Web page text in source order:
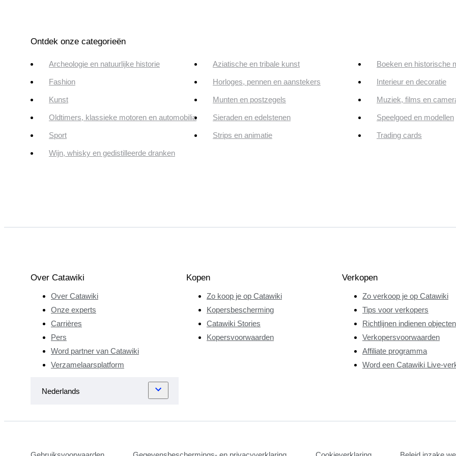
Ontdek onze categorieën
Archeologie en natuurlijke historie Aziatische en tribale kunst Boeken en historische
Fashion Horloges, pennen en aanstekers Interieur en decoratie
Kunst Munten en postzegels Muziek, films en
Oldtimers, klassieke motoren en automobilia Sieraden en edelstenen Speelgoed en modellen
Sport Strips en animatie Trading cards
Wijn, whisky en gedistilleerde dranken
Over Catawiki
Over Catawiki
Onze experts
Carrières
Pers
Word partner van Catawiki
Verzamelaarsplatform
Kopen
Zo koop je op Catawiki
Kopersbescherming
Catawiki Stories
Kopersvoorwaarden
Verkopen
Zo verkoop je op Catawiki
Tips voor verkopers
Richtlijnen indienen objecten
Verkopersvoorwaarden
Affiliate programma
Word een Catawiki Live-